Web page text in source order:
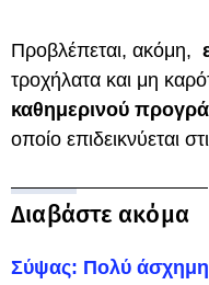
Προβλέπεται, ακόμη,
τροχήλατα και μη
καθημερινού
οποίο επιδεικνύεται
Διαβάστε ακόμα
Σύψας: Πολύ